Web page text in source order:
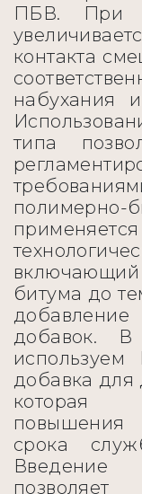
ПБВ. При
контакта
набухания
типа
полимерно-
битума до
добавок.
добавка для
которая
повышения
срока
Введение